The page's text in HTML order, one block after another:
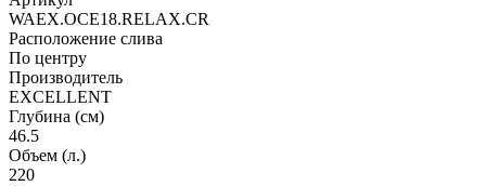
WAEX.OCE18.RELAX.CR
Расположение слива
По центру
Производитель
EXCELLENT
Глубина (см)
46.5
Объем (л.)
220